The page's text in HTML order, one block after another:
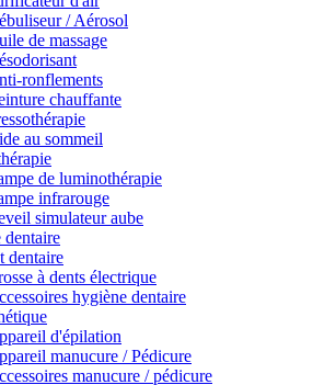
/ Aérosol
de massage
ronflements
chauffante
au sommeil
de luminothérapie
infrarouge
simulateur aube
dentaire
à dents électrique
hygiène dentaire
d'épilation
manucure / Pédicure
manucure / pédicure